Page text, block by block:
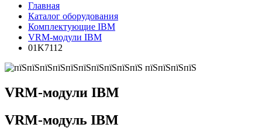
Главная
Каталог оборудования
Комплектующие IBM
VRM-модули IBM
01K7112
VRM-модули IBM
VRM-модуль IBM